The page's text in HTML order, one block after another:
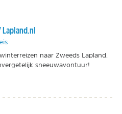
naar Zweeds Lapland.
sneeuwavontuur!